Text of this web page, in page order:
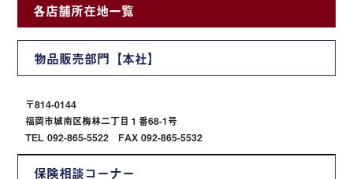
各店舗所在地一覧
物品販売部門【本社】
〒814-0144
福岡市城南区梅林二丁目１番68-1号
TEL 092-865-5522 FAX 092-865-5532
保険相談コーナー